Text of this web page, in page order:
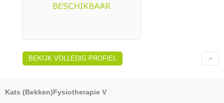
BEKIJK VOLLEDIG PROFIEL
Kats (Bekken)Fysiotherapie V